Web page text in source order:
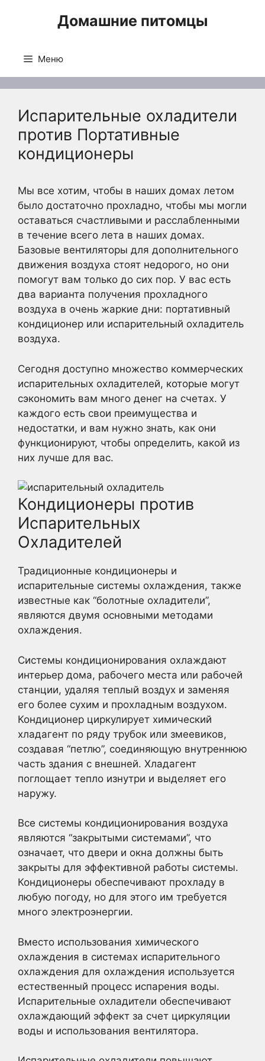
Домашние питомцы
Меню
Испарительные охладители
против Портативные
кондиционеры
Мы все хотим, чтобы в наших домах летом
было достаточно прохладно, чтобы мы могли
оставаться счастливыми и расслабленными
в течение всего лета в наших домах.
Базовые вентиляторы для дополнительного
движения воздуха стоят недорого, но они
помогут вам только до сих пор. У вас есть
два варианта получения прохладного
воздуха в очень жаркие дни: портативный
кондиционер или испарительный охладитель
воздуха.
Сегодня доступно множество коммерческих
испарительных охладителей, которые могут
сэкономить вам много денег на счетах. У
каждого есть свои преимущества и
недостатки, и вам нужно знать, как они
функционируют, чтобы определить, какой из
них лучше для вас.
Кондиционеры против
Испарительных
Охладителей
Традиционные кондиционеры и
испарительные системы охлаждения, также
известные как “болотные охладители”,
являются двумя основными методами
охлаждения.
Системы кондиционирования охлаждают
интерьер дома, рабочего места или рабочей
станции, удаляя теплый воздух и заменяя
его более сухим и прохладным воздухом.
Кондиционер циркулирует химический
хладагент по ряду трубок или змеевиков,
создавая “петлю”, соединяющую внутреннюю
часть здания с внешней. Хладагент
поглощает тепло изнутри и выделяет его
наружу.
Все системы кондиционирования воздуха
являются “закрытыми системами”, что
означает, что двери и окна должны быть
закрыты для эффективной работы системы.
Кондиционеры обеспечивают прохладу в
любую погоду, но для этого им требуется
много электроэнергии.
Вместо использования химического
охлаждения в системах испарительного
охлаждения для охлаждения используется
естественный процесс испарения воды.
Испарительные охладители обеспечивают
охлаждающий эффект за счет циркуляции
воды и использования вентилятора.